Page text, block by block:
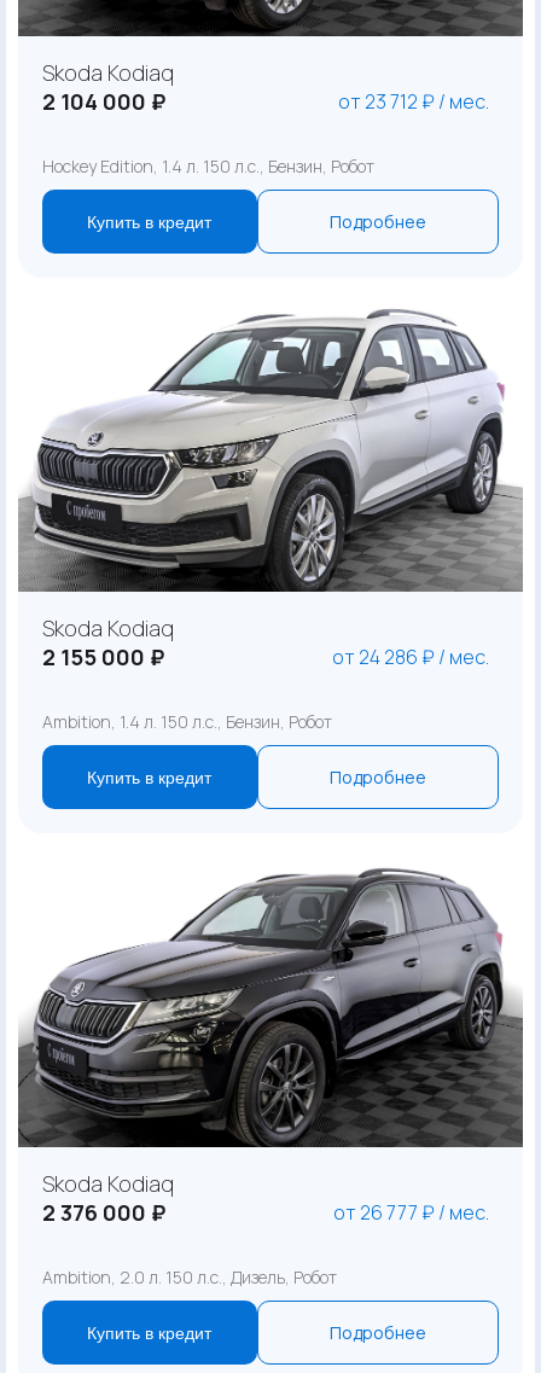
Skoda Kodiaq
2 104 000 ₽
от 23 712 ₽ / мес.
Hockey Edition, 1.4 л. 150 л.с., Бензин, Робот
Купить в кредит Подробнее
Skoda Kodiaq
2 155 000 ₽
от 24 286 ₽ / мес.
Ambition, 1.4 л. 150 л.с., Бензин, Робот
Купить в кредит Подробнее
Skoda Kodiaq
2 376 000 ₽
от 26 777 ₽ / мес.
Ambition, 2.0 л. 150 л.с., Дизель, Робот
Купить в кредит Подробнее